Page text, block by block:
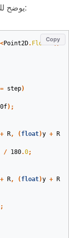
هذا الكود بلغة Java يوضح لك كيفية إنشاء شكل مخصص:
Copy
<Point2D. Float>();
step)
);
+ R, ( float)y + R
/ 180.0;
+ R, ( float)y + R